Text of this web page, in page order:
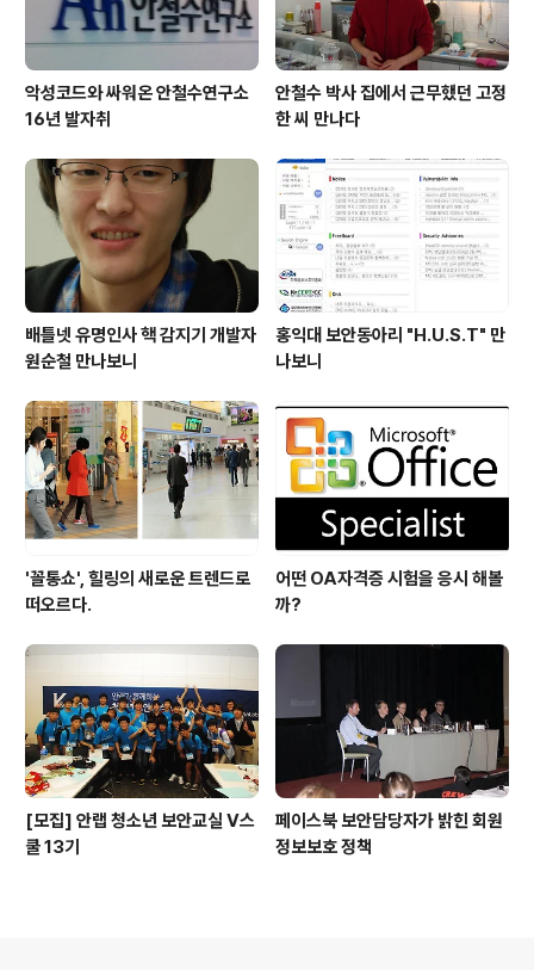
악성코드와 싸워온 안철수연구소
16년 발자취
안철수 박사 집에서 근무했던 고정
한 씨 만나다
배틀넷 유명인사 핵 감지기 개발자
원순철 만나보니
홍익대 보안동아리 "H.U.S.T" 만
나보니
'꼴통쇼', 힐링의 새로운 트렌드로
떠오르다.
어떤 OA자격증 시험을 응시 해볼
까?
[모집] 안랩 청소년 보안교실 V스
쿨 13기
페이스북 보안담당자가 밝힌 회원
정보보호 정책